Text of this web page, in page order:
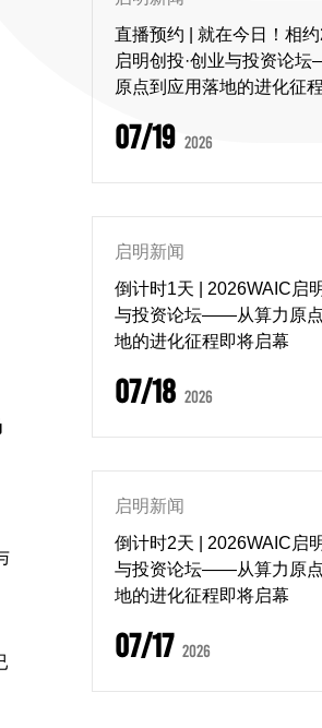
直播预约 | 就在今日！相
启明创投·创业与投资论
原点到应用落地的进化征程
07/19 2026
启明新闻
倒计时1天 | 2026WAIC启
与投资论坛——从算力原
地的进化征程即将启幕
07/18 2026
启明新闻
倒计时2天 | 2026WAIC启
与投资论坛——从算力原
地的进化征程即将启幕
07/17 2026